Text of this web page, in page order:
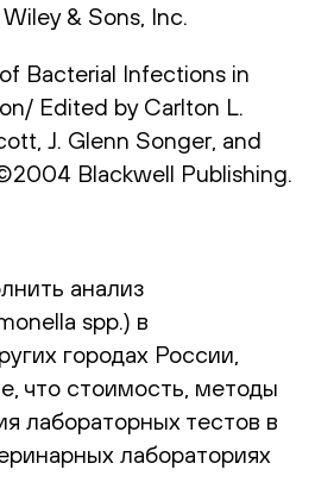
& Sons, Inc.
Bacterial Infections in
Edited by Carlton L.
J. Glenn Songer, and
Blackwell Publishing.
анализ
spp.) в
городах России,
что стоимость, методы
лабораторных тестов в
лабораториях